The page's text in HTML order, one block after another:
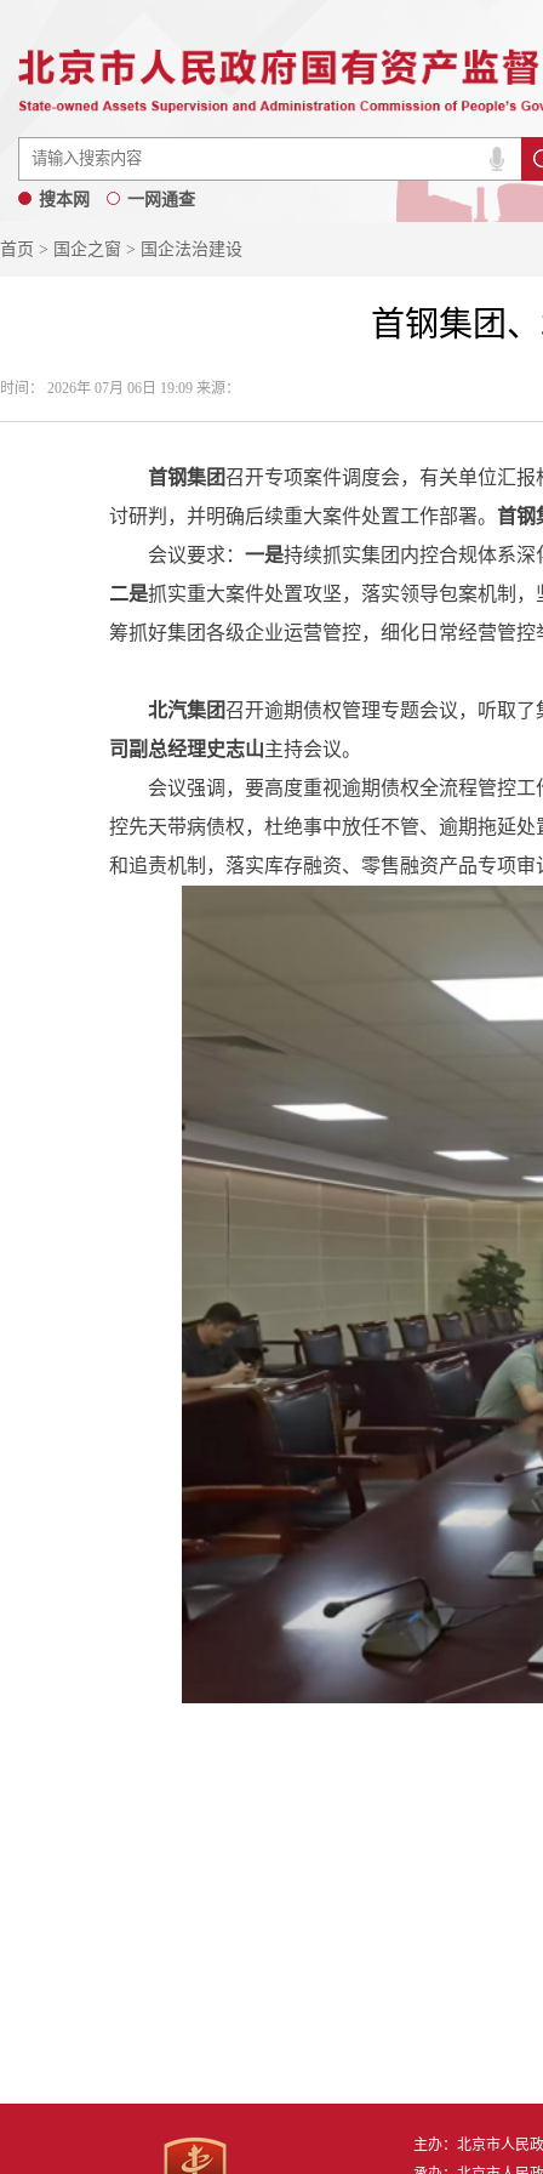
搜本网 一网通查
首页 > 国企之窗 > 国企法治建设
首钢集团
时间： 2026年 07月 06日 19:09 来源：
首钢集团召开专项案件调度会，有关单位汇
讨研判，并明确后续重大案件处置工作部署。 首钢
会议要求： 一是持续抓实集团内控合规体系
二是抓实重大案件处置攻坚，落实领导包案机制
筹抓好集团各级企业运营管控，细化日常经营管
北汽集团召开逾期债权管理专题会议，听取
司副总经理史志山主持会议。
会议强调，要高度重视逾期债权全流程管控工
控先天带病债权，杜绝事中放任不管、逾期拖延
和追责机制，落实库存融资、零售融资产品专项审
主办：北京市人民